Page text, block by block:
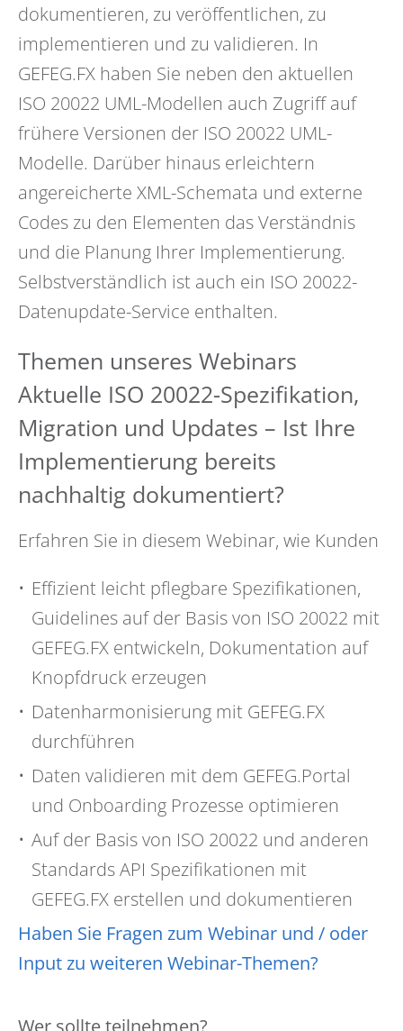
dokumentieren, zu veröffentlichen, zu
implementieren und zu validieren. In
GEFEG.FX haben Sie neben den aktuellen
ISO 20022 UML-Modellen auch Zugriff auf
frühere Versionen der ISO 20022 UML-
Modelle. Darüber hinaus erleichtern
angereicherte XML-Schemata und externe
Codes zu den Elementen das Verständnis
und die Planung Ihrer Implementierung.
Selbstverständlich ist auch ein ISO 20022-
Datenupdate-Service enthalten.
Themen unseres Webinars
Aktuelle ISO 20022-Spezifikation,
Migration und Updates – Ist Ihre
Implementierung bereits
nachhaltig dokumentiert?
Erfahren Sie in diesem Webinar, wie Kunden
Effizient leicht pflegbare Spezifikationen,
Guidelines auf der Basis von ISO 20022 mit
GEFEG.FX entwickeln, Dokumentation auf
Knopfdruck erzeugen
Datenharmonisierung mit GEFEG.FX
durchführen
Daten validieren mit dem GEFEG.Portal
und Onboarding Prozesse optimieren
Auf der Basis von ISO 20022 und anderen
Standards API Spezifikationen mit
GEFEG.FX erstellen und dokumentieren
Haben Sie Fragen zum Webinar und / oder
Input zu weiteren Webinar-Themen?
Wer sollte teilnehmen?